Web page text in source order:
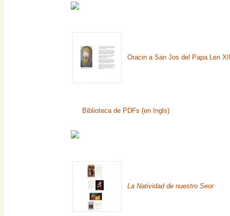
Oracin a San Jos del Papa Len
Biblioteca de PDFs (en Ingls)
La Natividad de nuestro Seor